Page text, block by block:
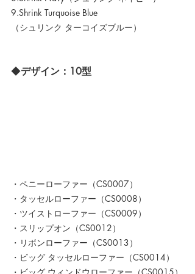
9.Shrink Turquoise Blue
（シュリンク ターコイズブルー）
◆デザイン：10型
・ペニーローファー（CS0007）
・タッセルローファー（CS0008）
・ツイストローファー（CS0009）
・スリップオン（CS0012）
・リボンローファー（CS0013）
・ビッグ タッセルローファー（CS0014）
・ビッグ ウィンドウローファー（CS0015）